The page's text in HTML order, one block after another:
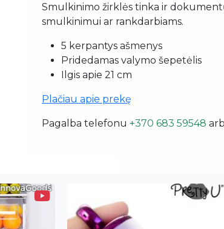
Smulkinimo žirklės tinka ir
smulkinimui ar rankdarbiams.
5 kerpantys ašmenys
Pridedamas valymo šepetėlis
Ilgis apie 21 cm
Plačiau apie prekę
Pagalba telefonu +370 683 59548